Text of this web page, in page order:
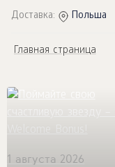
Доставка: Польша
Главная страница
1 августа 2026